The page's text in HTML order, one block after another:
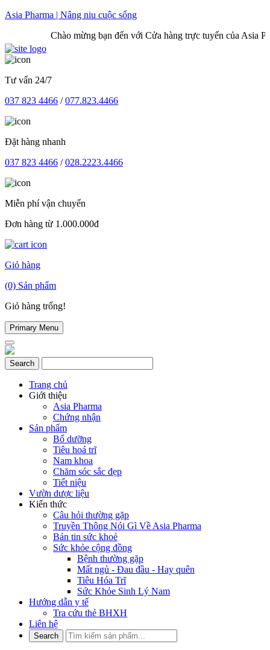
Skip
Asia Pharma | Nâng niu cuộc sống
Chào mừng bạn đến với Cửa hàng trực tuyến của Asia
Tư vấn 24/7
037 823 4466 /077.823.4466
Đặt hàng nhanh
037 823 4466 /028.2223.4466
Miễn phí vận chuyển
Đơn hàng từ 1.000.000đ
Giỏ hàng
(0) Sản phẩm
Giỏ hàng trống!
Primary Menu
Trang chủ
Giới thiệu
Asia Pharma
Chứng nhận
Sản phẩm
Bổ dưỡng
Tiêu hoá trĩ
Nam khoa
Chăm sóc sắc đẹp
Tiết niệu
Vườn dược liệu
Kiến thức
Câu hỏi thường gặp
Truyền Thông Nói Gì Về Asia Pharma
Bản tin sức khoẻ
Sức khỏe cộng đồng
Bệnh thường gặp
Mất ngủ - Đau đầu - Hay quên
Tiêu Hóa Trĩ
Sức Khỏe Sinh Lý Nam
Hướng dẫn y tế
Tra cứu thẻ BHXH
Liên hệ